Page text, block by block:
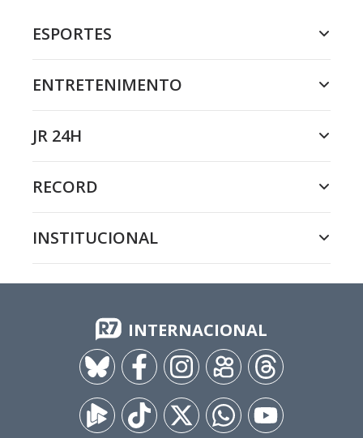
ESPORTES
ENTRETENIMENTO
JR 24H
RECORD
INSTITUCIONAL
INTERNACIONAL